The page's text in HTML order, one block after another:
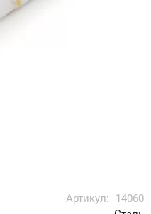
Артикул:
14060